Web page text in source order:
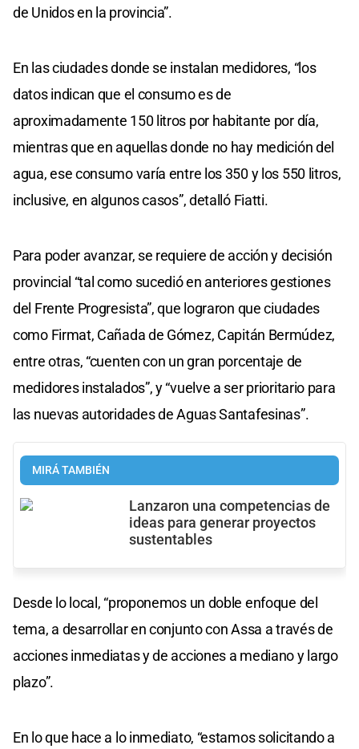
de Unidos en la provincia”.
En las ciudades donde se instalan medidores, “los
datos indican que el consumo es de
aproximadamente 150 litros por habitante por día,
mientras que en aquellas donde no hay medición del
agua, ese consumo varía entre los 350 y los 550 litros,
inclusive, en algunos casos”, detalló Fiatti.
Para poder avanzar, se requiere de acción y decisión
provincial “tal como sucedió en anteriores gestiones
del Frente Progresista”, que lograron que ciudades
como Firmat, Cañada de Gómez, Capitán Bermúdez,
entre otras, “cuenten con un gran porcentaje de
medidores instalados”, y “vuelve a ser prioritario para
las nuevas autoridades de Aguas Santafesinas”.
MIRÁ TAMBIÉN
Lanzaron una competencias de
ideas para generar proyectos
sustentables
Desde lo local, “proponemos un doble enfoque del
tema, a desarrollar en conjunto con Assa a través de
acciones inmediatas y de acciones a mediano y largo
plazo”.
En lo que hace a lo inmediato, “estamos solicitando a